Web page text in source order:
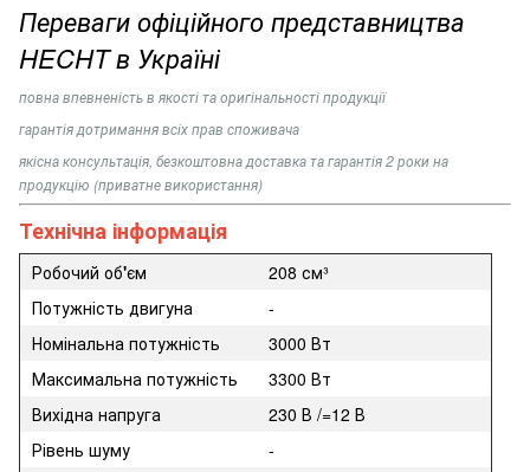
Переваги офіційного представництва
HECHT в Україні
повна впевненість в якості та оригінальності продукції
гарантія дотримання всіх прав споживача
якісна консультація, безкоштовна доставка та гарантія 2 роки на
продукцію (приватне використання)
Технічна інформація
Робочий об'єм
208 см³
Потужність двигуна
-
Номінальна потужність
3000 Вт
Максимальна потужність
3300 Вт
Вихідна напруга
230 В /=12 В
Рівень шуму
-